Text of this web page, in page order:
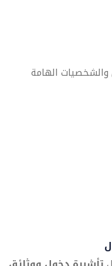
والشخصيات الهامة